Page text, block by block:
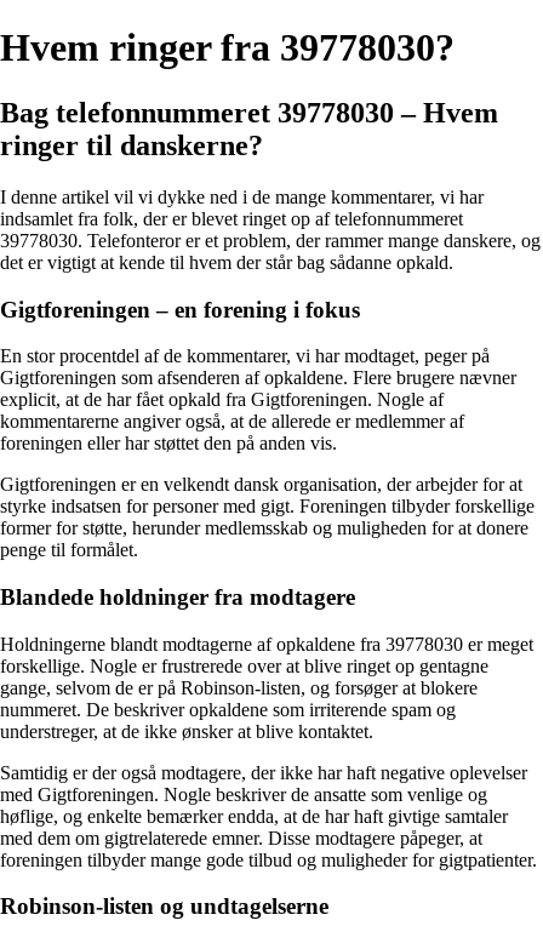
Hvem ringer fra 39778030?
Bag telefonnummeret 39778030 – Hvem
ringer til danskerne?
I denne artikel vil vi dykke ned i de mange kommentarer, vi har
indsamlet fra folk, der er blevet ringet op af telefonnummeret
39778030. Telefonteror er et problem, der rammer mange danskere, og
det er vigtigt at kende til hvem der står bag sådanne opkald.
Gigtforeningen – en forening i fokus
En stor procentdel af de kommentarer, vi har modtaget, peger på
Gigtforeningen som afsenderen af opkaldene. Flere brugere nævner
explicit, at de har fået opkald fra Gigtforeningen. Nogle af
kommentarerne angiver også, at de allerede er medlemmer af
foreningen eller har støttet den på anden vis.
Gigtforeningen er en velkendt dansk organisation, der arbejder for at
styrke indsatsen for personer med gigt. Foreningen tilbyder forskellige
former for støtte, herunder medlemsskab og muligheden for at donere
penge til formålet.
Blandede holdninger fra modtagere
Holdningerne blandt modtagerne af opkaldene fra 39778030 er meget
forskellige. Nogle er frustrerede over at blive ringet op gentagne
gange, selvom de er på Robinson-listen, og forsøger at blokere
nummeret. De beskriver opkaldene som irriterende spam og
understreger, at de ikke ønsker at blive kontaktet.
Samtidig er der også modtagere, der ikke har haft negative oplevelser
med Gigtforeningen. Nogle beskriver de ansatte som venlige og
høflige, og enkelte bemærker endda, at de har haft givtige samtaler
med dem om gigtrelaterede emner. Disse modtagere påpeger, at
foreningen tilbyder mange gode tilbud og muligheder for gigtpatienter.
Robinson-listen og undtagelserne